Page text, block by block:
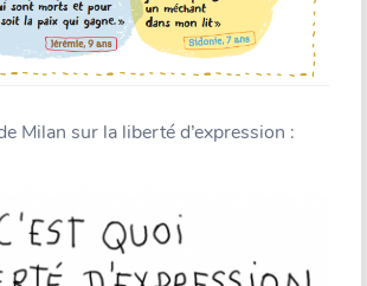
Milan sur la liberté d’expression :